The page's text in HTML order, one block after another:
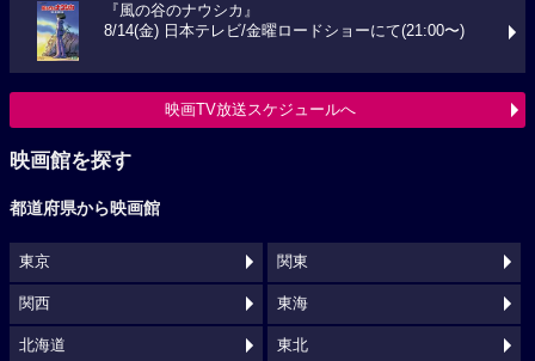
『風の谷のナウシカ』
8/14(金) 日本テレビ/金曜ロードショーにて(21:00〜)
映画TV放送スケジュールへ
映画館を探す
都道府県から映画館
東京 関東
関西 東海
北海道 東北